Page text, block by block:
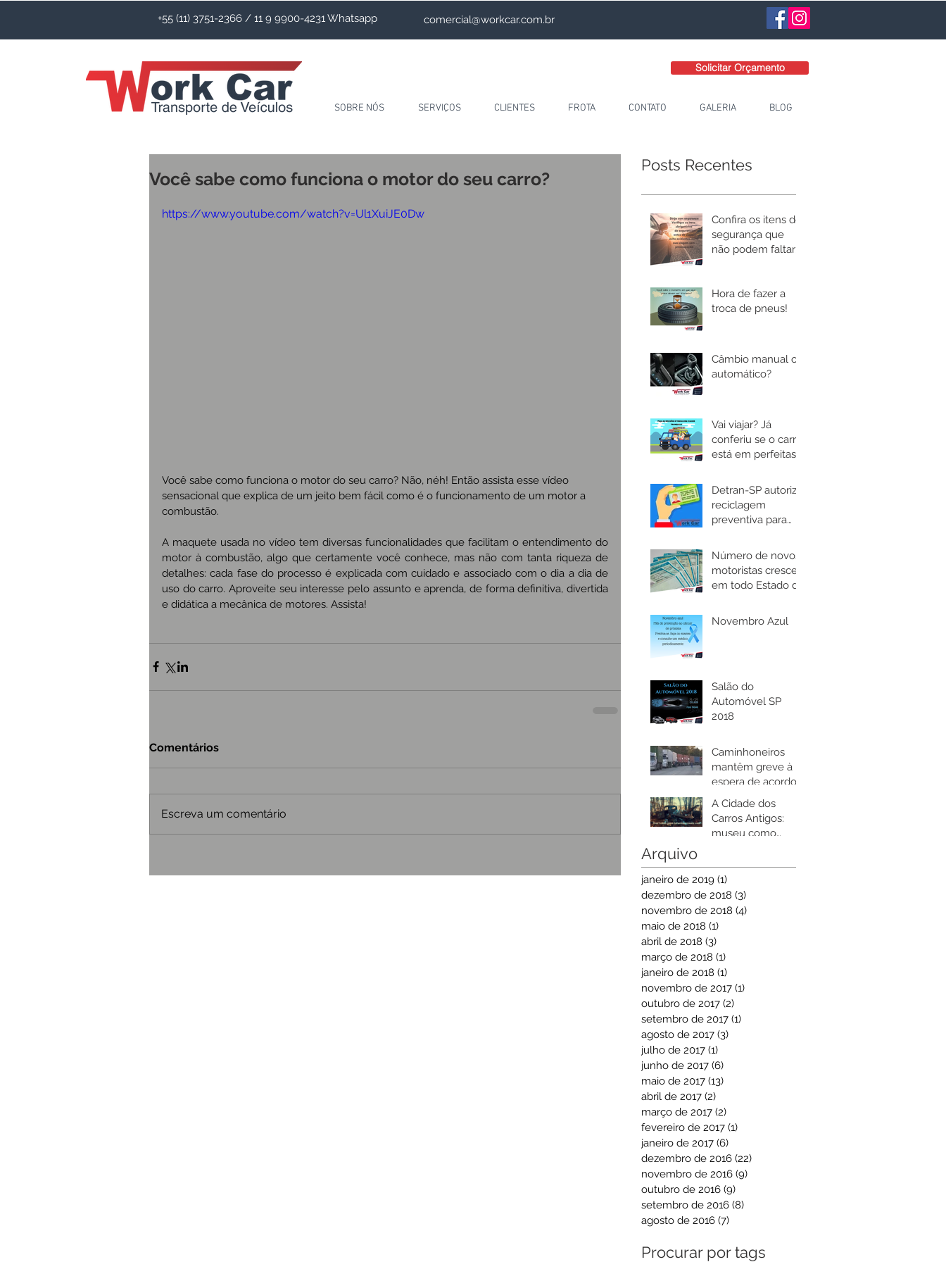
+55 (11) 3751-2366 / 11 9 9900-4231 Whatsapp comercial@workcar.com.br
SOBRE NÓS SERVIÇOS CLIENTES FROTA CONTATO GALERIA BLOG
Solicitar Orçamento
Você sabe como funciona o motor do seu carro?
https://www.youtube.com/watch?v=Ul1XuiJE0Dw
Você sabe como funciona o motor do seu carro? Não, néh! Então assista esse vídeo
sensacional que explica de um jeito bem fácil como é o funcionamento de um motor a
combustão.
A maquete usada no vídeo tem diversas funcionalidades que facilitam o entendimento do
motor à combustão, algo que certamente você conhece, mas não com tanta riqueza de
detalhes: cada fase do processo é explicada com cuidado e associado com o dia a dia de
uso do carro. Aproveite seu interesse pelo assunto e aprenda, de forma definitiva, divertida
e didática a mecânica de motores. Assista!
Comentários
Escreva um comentário
Posts Recentes
Confira os itens de
segurança que
não podem faltar
Hora de fazer a
troca de pneus!
Câmbio manual ou
automático?
Vai viajar? Já
conferiu se o carro
está em perfeitas
Detran-SP autoriza
reciclagem
preventiva para
categorias C, D e E
Número de novos
motoristas cresce
em todo Estado de
regras são
implantadas.
Novembro Azul
Salão do
Automóvel SP
2018
Caminhoneiros
mantêm greve à
espera de acordo
sobre diesel
A Cidade dos
Carros Antigos:
museu como
carros
Arquivo
janeiro de 2019 (1)
dezembro de 2018 (3)
novembro de 2018 (4)
maio de 2018 (1)
abril de 2018 (3)
março de 2018 (1)
janeiro de 2018 (1)
novembro de 2017 (1)
outubro de 2017 (2)
setembro de 2017 (1)
agosto de 2017 (3)
julho de 2017 (1)
junho de 2017 (6)
maio de 2017 (13)
abril de 2017 (2)
março de 2017 (2)
fevereiro de 2017 (1)
janeiro de 2017 (6)
dezembro de 2016 (22)
novembro de 2016 (9)
outubro de 2016 (9)
setembro de 2016 (8)
agosto de 2016 (7)
Procurar por tags